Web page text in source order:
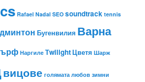
Rafael Nadal SEO soundtrack tennis
Бугенвилия Варна
Наргиле ТwilightЦветя Шарж
вицове голямата любов зимни